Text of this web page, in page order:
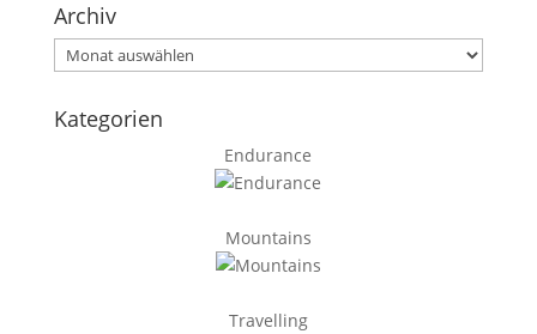
Archiv
Archiv
Kategorien
Endurance
Mountains
Travelling